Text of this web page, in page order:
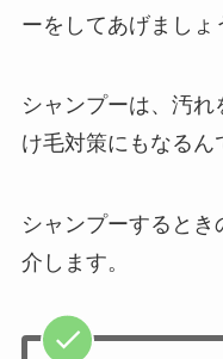
ーをしてあげましょ
シャンプーは、汚
け毛対策にもなるん
シャンプーすると
介します。